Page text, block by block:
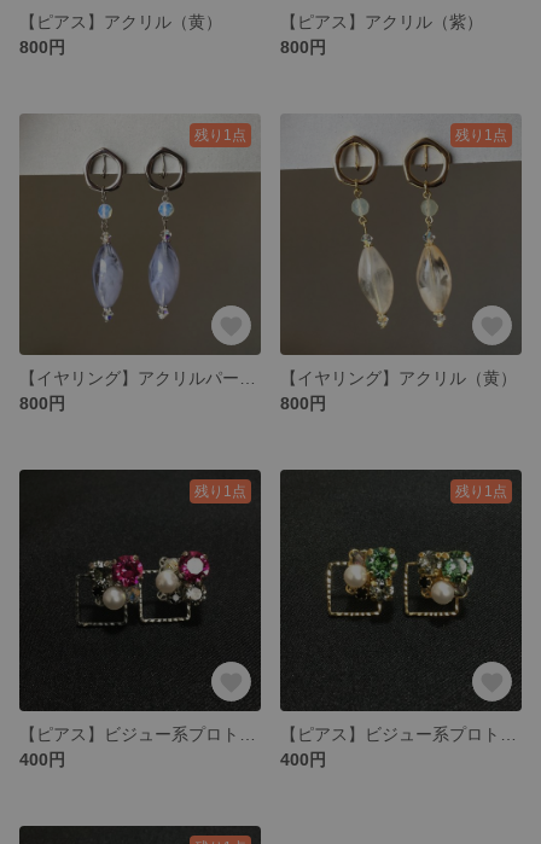
【ピアス】アクリル（黄）
800円
【ピアス】アクリル（紫）
800円
残り1点
800円
残り1点
【イヤリング】アクリル（黄）
800円
残り1点
400円
残り1点
400円